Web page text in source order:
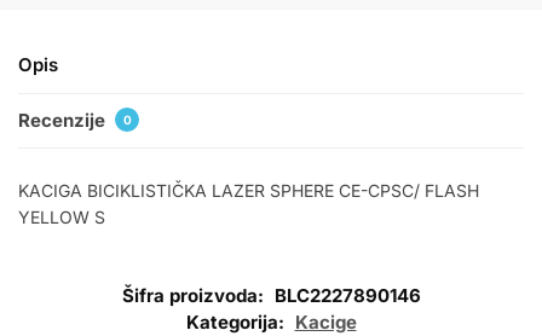
Opis
Recenzije 0
KACIGA BICIKLISTIČKA LAZER SPHERE CE-CPSC/ FLASH
YELLOW S
Šifra proizvoda: BLC2227890146
Kategorija: Kacige